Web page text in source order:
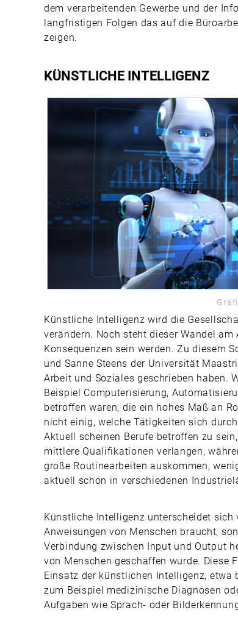
dem verarbeitenden Gewerbe und der
langfristigen Folgen das auf die
zeigen.
KÜNSTLICHE INTELLIGENZ
Künstliche Intelligenz wird die
verändern. Noch steht dieser Wandel
Konsequenzen sein werden. Zu diesem
und Sanne Steens der Universität
Arbeit und Soziales geschrieben haben.
Beispiel Computerisierung,
betroffen waren, die ein hohes Maß an
nicht einig, welche Tätigkeiten sich
Aktuell scheinen Berufe betroffen zu
mittlere Qualifikationen verlangen,
große Routinearbeiten auskommen,
aktuell schon in verschiedenen
Künstliche Intelligenz unterscheidet
Anweisungen von Menschen braucht,
Verbindung zwischen Input und Output
von Menschen geschaffen wurde. Diese
Einsatz der künstlichen Intelligenz, etwa
zum Beispiel medizinische Diagnosen
Aufgaben wie Sprach- oder